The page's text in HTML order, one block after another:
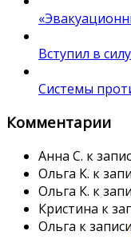
Вступил в
Системы
Комментарии
Анна С. к
Ольга К. к
Ольга К. к
Кристина к
Ольга к записи